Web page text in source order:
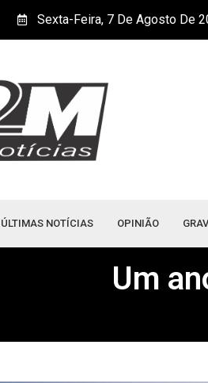
Sexta-Feira, 7 De Agosto De
ÚLTIMAS NOTÍCIAS OPINIÃO
Um